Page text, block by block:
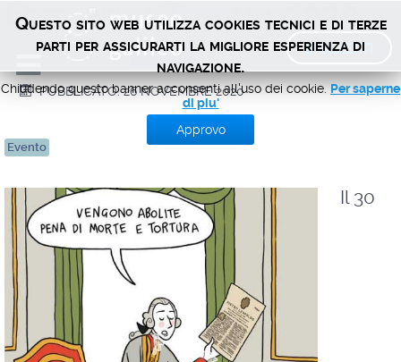
BIGLIETTI
Festa della Toscana 2020
PUBBLICATO: 26 NOVEMBRE 2020
Evento
Il 30
Questo sito web utilizza cookies tecnici e di terze
parti per assicurarti la migliore esperienza di
navigazione.
Chiudendo questo banner acconsenti all'uso dei cookie. Per saperne
di piu'
Approvo